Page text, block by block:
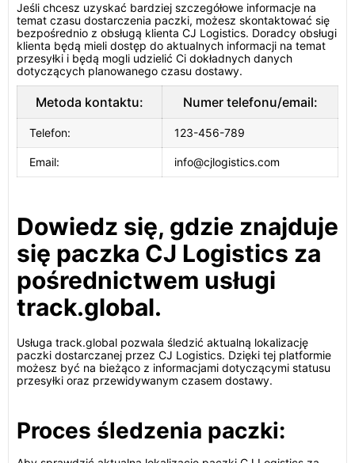
Jeśli chcesz uzyskać bardziej szczegółowe informacje na
temat czasu dostarczenia paczki, możesz skontaktować się
bezpośrednio z obsługą klienta CJ Logistics. Doradcy obsługi
klienta będą mieli dostęp do aktualnych informacji na temat
przesyłki i będą mogli udzielić Ci dokładnych danych
dotyczących planowanego czasu dostawy.
Metoda kontaktu: Numer telefonu/email:
Telefon: 123-456-789
Email: info@cjlogistics.com
Dowiedz się, gdzie znajduje
się paczka CJ Logistics za
pośrednictwem usługi
track.global.
Usługa track.global pozwala śledzić aktualną lokalizację
paczki dostarczanej przez CJ Logistics. Dzięki tej platformie
możesz być na bieżąco z informacjami dotyczącymi statusu
przesyłki oraz przewidywanym czasem dostawy.
Proces śledzenia paczki: